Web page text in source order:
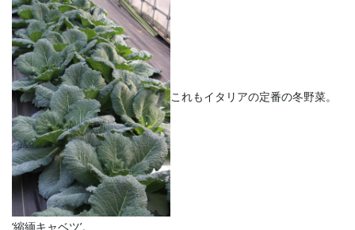
これもイタリアの定番の冬野菜。
‘縮緬キャベツ’。